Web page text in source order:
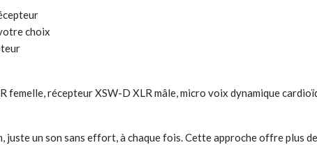
choix
récepteur XSW-D XLR mâle, micro voix dynamique
un son sans effort, à chaque fois. Cette approche offre plus